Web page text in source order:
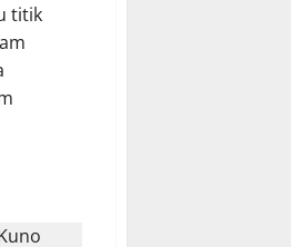
titik